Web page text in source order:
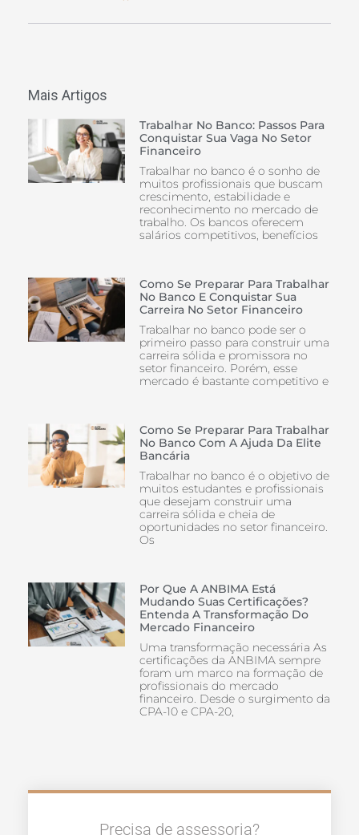
Mais Artigos
Trabalhar No Banco: Passos Para
Conquistar Sua Vaga No Setor
Financeiro
Trabalhar no banco é o sonho de
muitos profissionais que buscam
crescimento, estabilidade e
reconhecimento no mercado de
trabalho. Os bancos oferecem
salários competitivos, benefícios
Como Se Preparar Para Trabalhar
No Banco E Conquistar Sua
Carreira No Setor Financeiro
Trabalhar no banco pode ser o
primeiro passo para construir uma
carreira sólida e promissora no
setor financeiro. Porém, esse
mercado é bastante competitivo e
Como Se Preparar Para Trabalhar
No Banco Com A Ajuda Da Elite
Bancária
Trabalhar no banco é o objetivo de
muitos estudantes e profissionais
que desejam construir uma
carreira sólida e cheia de
oportunidades no setor financeiro.
Os
Por Que A ANBIMA Está
Mudando Suas Certificações?
Entenda A Transformação Do
Mercado Financeiro
Uma transformação necessária As
certificações da ANBIMA sempre
foram um marco na formação de
profissionais do mercado
financeiro. Desde o surgimento da
CPA-10 e CPA-20,
Precisa de assessoria?